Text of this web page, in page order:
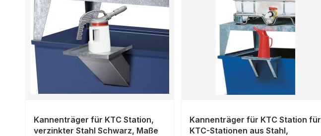
Kannenträger für KTC Station,
verzinkter Stahl Schwarz, Maße
Kannenträger für KTC Station für
KTC-Stationen aus Stahl,